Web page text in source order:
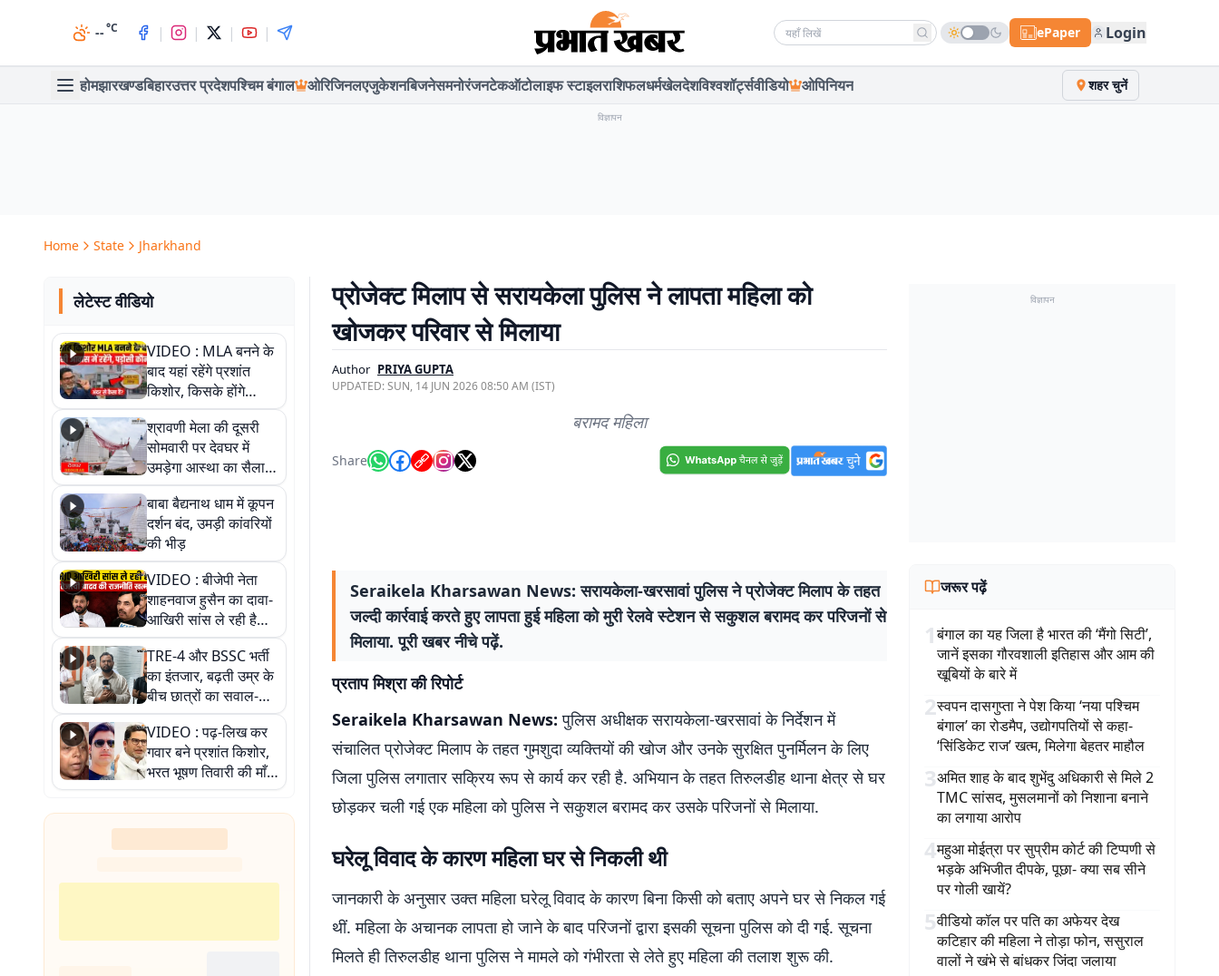
--°C | | | | Search news ePaper Login
होमझारखण्डबिहारउत्तर प्रदेशपश्चिम बंगाल ओरिजिनलएजुकेशनबिजनेसमनोरंजनटेकऑटोलाइफ स्टाइलराशिफलधर्मखेलदेशविश्वशॉर्ट्सवीडियो ओपिनियन शहर चुनें
विज्ञापन
Home State Jharkhand
लेटेस्ट वीडियो
VIDEO : MLA बनने के
बाद यहां रहेंगे प्रशांत
किशोर, किसके होंगे
पड़ोसी? वीडियो में देखिए
कैसा है पीके का नया
ठिकाना
श्रावणी मेला की दूसरी
सोमवारी पर देवघर में
उमड़ेगा आस्था का सैलाब,
तीन लाख से अधिक
श्रद्धालुओं के पहुंचने का
अनुमान
बाबा बैद्यनाथ धाम में कूपन
दर्शन बंद, उमड़ी कांवरियों
की भीड़
VIDEO : बीजेपी नेता
शाहनवाज हुसैन का दावा-
आखिरी सांस ले रही है
RJD, तेजस्वी को लेकर
क्या कहा, सुनिए
TRE-4 और BSSC भर्ती
का इंतजार, बढ़ती उम्र के
बीच छात्रों का सवाल-
आखिर कब आएगी बहाली?
देखें वीडियो
VIDEO : पढ़-लिख कर
गवार बने प्रशांत किशोर,
भरत भूषण तिवारी की माँ ने
कहा नहीं थी उम्मीद, बेटा
था तो किसी को बोलने की
नहीं थी हिम्मत
प्रोजेक्ट मिलाप से सरायकेला पुलिस ने लापता महिला को
खोजकर परिवार से मिलाया
Author PRIYA GUPTA
UPDATED:SUN, 14 JUN 2026 08:50 AM (IST)
बरामद महिला
Share
Seraikela Kharsawan News: सरायकेला-खरसावां पुलिस ने प्रोजेक्ट मिलाप के तहत
जल्दी कार्रवाई करते हुए लापता हुई महिला को मुरी रेलवे स्टेशन से सकुशल बरामद कर परिजनों से
मिलाया. पूरी खबर नीचे पढ़ें.
प्रताप मिश्रा की रिपोर्ट
Seraikela Kharsawan News:पुलिस अधीक्षक सरायकेला-खरसावां के निर्देशन में
संचालित प्रोजेक्ट मिलाप के तहत गुमशुदा व्यक्तियों की खोज और उनके सुरक्षित पुनर्मिलन के लिए
जिला पुलिस लगातार सक्रिय रूप से कार्य कर रही है. अभियान के तहत तिरुलडीह थाना क्षेत्र से घर
छोड़कर चली गई एक महिला को पुलिस ने सकुशल बरामद कर उसके परिजनों से मिलाया.
घरेलू विवाद के कारण महिला घर से निकली थी
जानकारी के अनुसार उक्त महिला घरेलू विवाद के कारण बिना किसी को बताए अपने घर से निकल गई
थीं. महिला के अचानक लापता हो जाने के बाद परिजनों द्वारा इसकी सूचना पुलिस को दी गई. सूचना
मिलते ही तिरुलडीह थाना पुलिस ने मामले को गंभीरता से लेते हुए महिला की तलाश शुरू की.
विज्ञापन
जरूर पढ़ें
1बंगाल का यह जिला है भारत की ‘मैंगो सिटी’,
जानें इसका गौरवशाली इतिहास और आम की
खूबियों के बारे में
2स्वपन दासगुप्ता ने पेश किया ‘नया पश्चिम
बंगाल’ का रोडमैप, उद्योगपतियों से कहा-
‘सिंडिकेट राज’ खत्म, मिलेगा बेहतर माहौल
3अमित शाह के बाद शुभेंदु अधिकारी से मिले 2
TMC सांसद, मुसलमानों को निशाना बनाने
का लगाया आरोप
4महुआ मोईत्रा पर सुप्रीम कोर्ट की टिप्पणी से
भड़के अभिजीत दीपके, पूछा- क्या सब सीने
पर गोली खायें?
5वीडियो कॉल पर पति का अफेयर देख
कटिहार की महिला ने तोड़ा फोन, ससुराल
वालों ने खंभे से बांधकर जिंदा जलाया